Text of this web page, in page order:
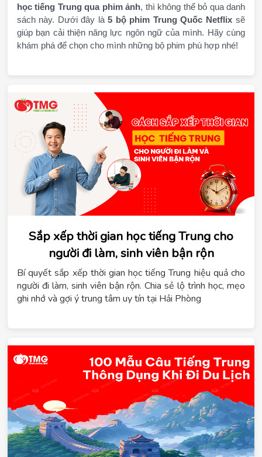
học tiếng Trung qua phim ảnh, thì không thể bỏ qua danh
sách này. Dưới đây là 5 bộ phim Trung Quốc Netflix sẽ
giúp bạn cải thiện năng lực ngôn ngữ của mình. Hãy cùng
khám phá để chọn cho mình những bộ phim phù hợp nhé!
Sắp xếp thời gian học tiếng Trung cho
người đi làm, sinh viên bận rộn
Bí quyết sắp xếp thời gian học tiếng Trung hiệu quả cho
người đi làm, sinh viên bận rộn. Chia sẻ lộ trình học, mẹo
ghi nhớ và gợi ý trung tâm uy tín tại Hải Phòng